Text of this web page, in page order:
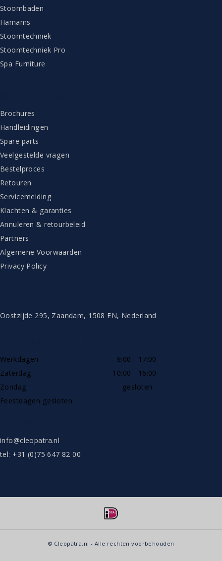
Stoombaden
Hamams
Stoomtechniek
Stoomtechniek Pro
Spa Furniture
Brochures
Handleidingen
Spare parts
Veelgestelde vragen
Bestelproces
Retouren
Servicemelding
Klachten & garanties
Annuleren & retourbeleid
Partners
Algemene Voorwaarden
Privacy Policy
Oostzijde 295, Zaandam, 1508 EN, Nederland
Werkdagen
9:00 - 17:00
Zaterdag
10:00 - 16:00
Zondag
gesloten
Feestdagen gesloten
info@cleopatra.nl
tel: +31 (0)75 647 82 00
© Cleopatra.nl - Alle rechten voorbehouden